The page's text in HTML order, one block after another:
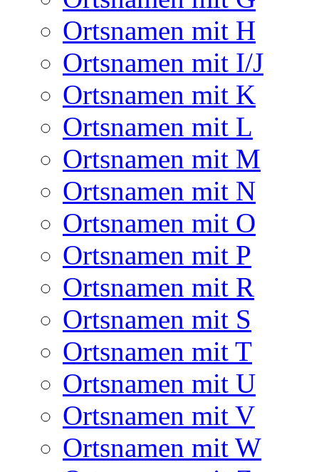
Ortsnamen mit H
Ortsnamen mit I/J
Ortsnamen mit K
Ortsnamen mit L
Ortsnamen mit M
Ortsnamen mit N
Ortsnamen mit O
Ortsnamen mit P
Ortsnamen mit R
Ortsnamen mit S
Ortsnamen mit T
Ortsnamen mit U
Ortsnamen mit V
Ortsnamen mit W